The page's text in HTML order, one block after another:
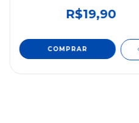
R$19,90
COMPRAR